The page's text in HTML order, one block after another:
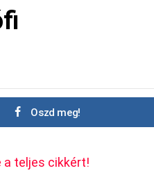
Oszd meg!
a teljes cikkért!